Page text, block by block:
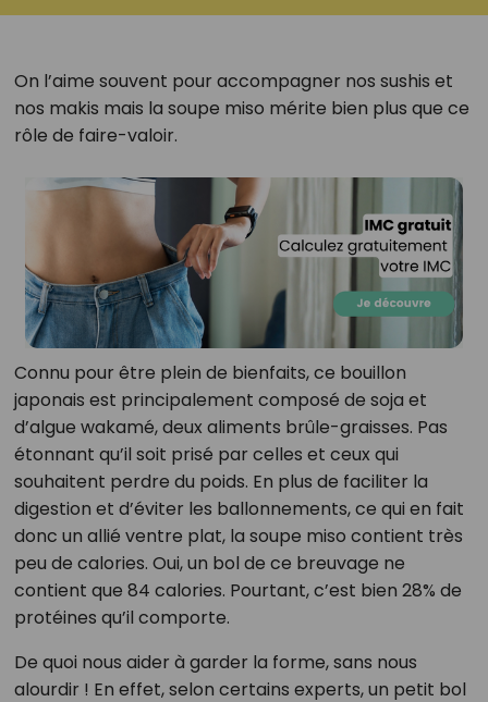
On l’aime souvent pour accompagner nos sushis et
nos makis mais la soupe miso mérite bien plus que ce
rôle de faire-valoir.
Connu pour être plein de bienfaits, ce bouillon
japonais est principalement composé de soja et
d’algue wakamé, deux aliments brûle-graisses. Pas
étonnant qu’il soit prisé par celles et ceux qui
souhaitent perdre du poids. En plus de faciliter la
digestion et d’éviter les ballonnements, ce qui en fait
donc un allié ventre plat, la soupe miso contient très
peu de calories. Oui, un bol de ce breuvage ne
contient que 84 calories. Pourtant, c’est bien 28% de
protéines qu’il comporte.
De quoi nous aider à garder la forme, sans nous
alourdir ! En effet, selon certains experts, un petit bol